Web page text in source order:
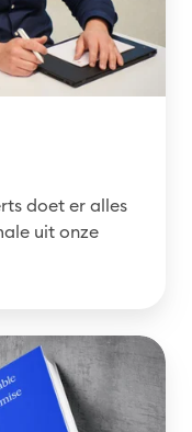
doet er alles
uit onze